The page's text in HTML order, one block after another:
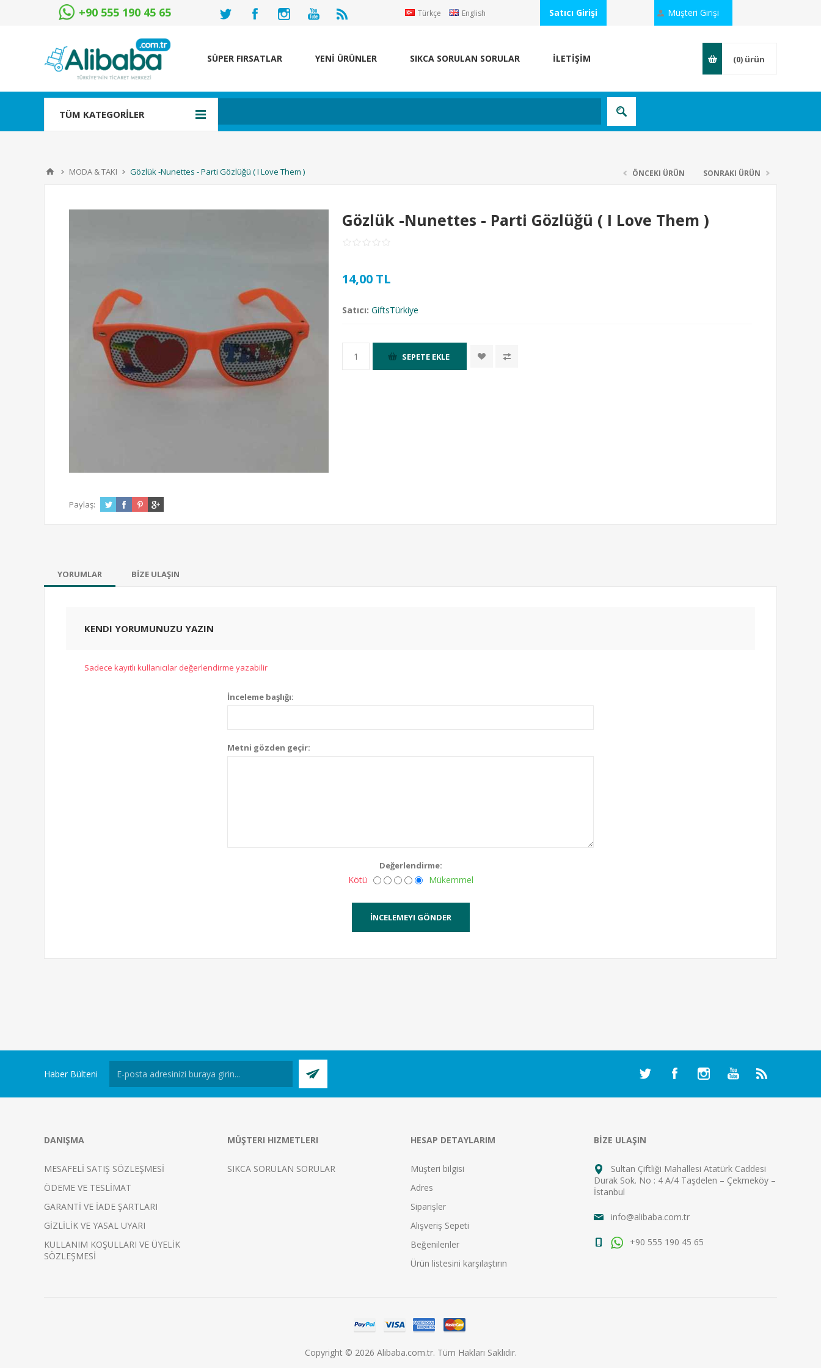
+90 555 190 45 65 Türkçe English Satıcı Girişi Müşteri Girişi
SÜPER FIRSATLAR YENİ ÜRÜNLER SIKCA SORULAN SORULAR İLETİŞİM (0) ürün
TÜM KATEGORİLER
MODA & TAKI Gözlük -Nunettes - Parti Gözlüğü ( I Love Them ) ÖNCEKI ÜRÜN SONRAKI ÜRÜN
Gözlük -Nunettes - Parti Gözlüğü ( I Love Them )
14,00 TL
Satıcı: GiftsTürkiye
Paylaş:
YORUMLAR BİZE ULAŞIN
KENDI YORUMUNUZU YAZIN
Sadece kayıtlı kullanıcılar değerlendirme yazabilir
İnceleme başlığı:
Metni gözden geçir:
Değerlendirme:
Kötü Mükemmel
Haber Bülteni
DANIŞMA
MESAFELİ SATIŞ SÖZLEŞMESİ
ÖDEME VE TESLİMAT
GARANTİ VE İADE ŞARTLARI
GİZLİLİK VE YASAL UYARI
KULLANIM KOŞULLARI VE ÜYELİK
SÖZLEŞMESİ
MÜŞTERI HIZMETLERI
SIKCA SORULAN SORULAR
HESAP DETAYLARIM
Müşteri bilgisi
Adres
Siparişler
Alışveriş Sepeti
Beğenilenler
Ürün listesini karşılaştırın
BİZE ULAŞIN
Sultan Çiftliği Mahallesi Atatürk Caddesi
Durak Sok. No : 4 A/4 Taşdelen – Çekmeköy –
İstanbul
info@alibaba.com.tr
+90 555 190 45 65
Copyright © 2026 Alibaba.com.tr. Tüm Hakları Saklıdır.